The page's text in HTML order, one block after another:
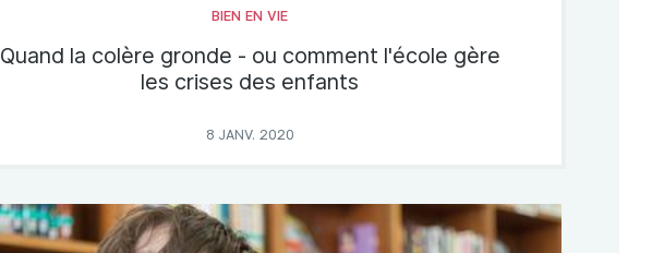
Quand la colère gronde - ou comment l'école gère
les crises des enfants
BIEN EN VIE
8 JANV. 2020